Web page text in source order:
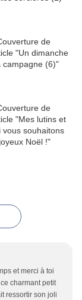
et merci à toi
charmant petit
ressortir son joli